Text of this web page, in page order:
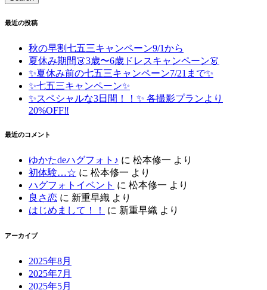
最近の投稿
秋の早割七五三キャンペーン9/1から
夏休み期間👗3歳〜6歳ドレスキャンペーン👗
✨夏休み前の七五三キャンペーン7/21まで✨
✨七五三キャンペーン✨
✨スペシャルな3日間！！✨ 各撮影プランより
20%OFF‼️
最近のコメント
ゆかたdeハグフォト♪ に 松本修一 より
初体験…☆ に 松本修一 より
ハグフォトイベント に 松本修一 より
良さ恋 に 新重早織 より
はじめまして！！
に 新重早織 より
アーカイブ
2025年8月
2025年7月
2025年5月